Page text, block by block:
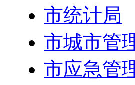
市统计局
市城市管
市应急管